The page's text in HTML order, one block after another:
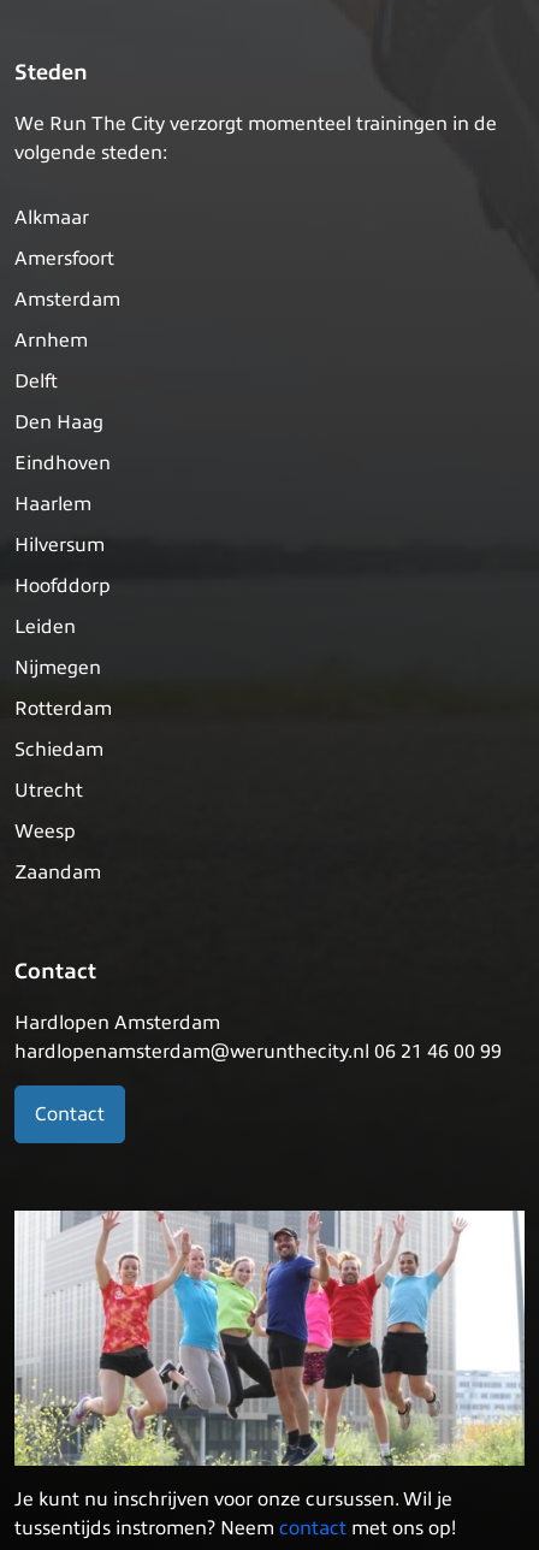
Steden
We Run The City verzorgt momenteel trainingen in de
volgende steden:
Alkmaar
Amersfoort
Amsterdam
Arnhem
Delft
Den Haag
Eindhoven
Haarlem
Hilversum
Hoofddorp
Leiden
Nijmegen
Rotterdam
Schiedam
Utrecht
Weesp
Zaandam
Contact
Hardlopen Amsterdam
hardlopenamsterdam@werunthecity.nl 06 21 46 00 99
Contact
Je kunt nu inschrijven voor onze cursussen. Wil je
tussentijds instromen? Neem contact met ons op!